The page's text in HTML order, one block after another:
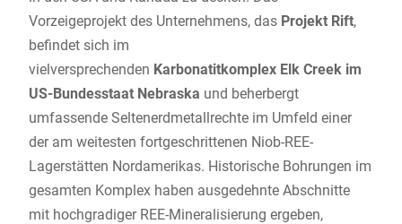
Vorzeigeprojekt des Unternehmens, das Projekt Rift,
befindet sich im
vielversprechenden Karbonatitkomplex Elk Creek im
US-Bundesstaat Nebraska und beherbergt
umfassende Seltenerdmetallrechte im Umfeld einer
der am weitesten fortgeschrittenen Niob-REE-
Lagerstätten Nordamerikas. Historische Bohrungen im
gesamten Komplex haben ausgedehnte Abschnitte
mit hochgradiger REE-Mineralisierung ergeben,